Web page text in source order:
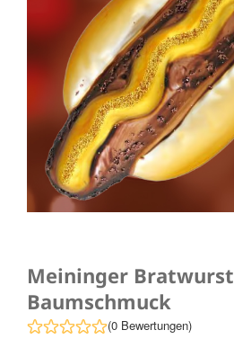
Meininger Bratwurst
Baumschmuck
(0 Bewertungen)